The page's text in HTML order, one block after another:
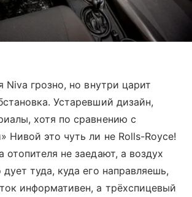
Niva грозно, но внутри царит
Устаревший дизайн,
хотя по сравнению с
Нивой это чуть ли не Rolls-Royce!
отопителя не заедают, а воздух
туда, куда его направляешь,
информативен, а трёхспицевый